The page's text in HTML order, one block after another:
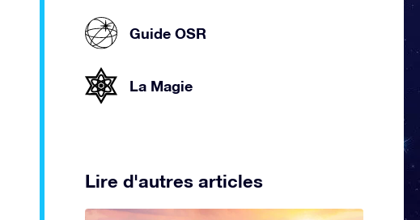
Guide OSR
La Magie
Lire d'autres articles